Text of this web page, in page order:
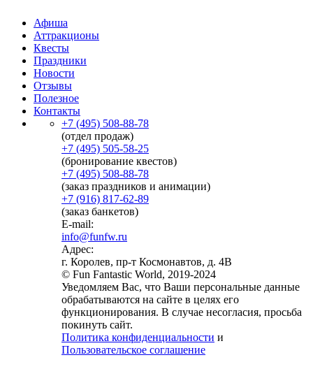
Афиша
Аттракционы
Квесты
Праздники
Новости
Отзывы
Полезное
Контакты
+7 (495) 508-88-78
(отдел продаж)
+7 (495) 505-58-25
(бронирование квестов)
+7 (495) 508-88-78
(заказ праздников и анимации)
+7 (916) 817-62-89
(заказ банкетов)
E-mail:
info@funfw.ru
Адрес:
г. Королев, пр-т Космонавтов, д. 4В
© Fun Fantastic World, 2019-2024
Уведомляем Вас, что Ваши персональные данные
обрабатываются на сайте в целях его
функционирования. В случае несогласия, просьба
покинуть сайт.
Политика конфиденциальности и
Пользовательское соглашение